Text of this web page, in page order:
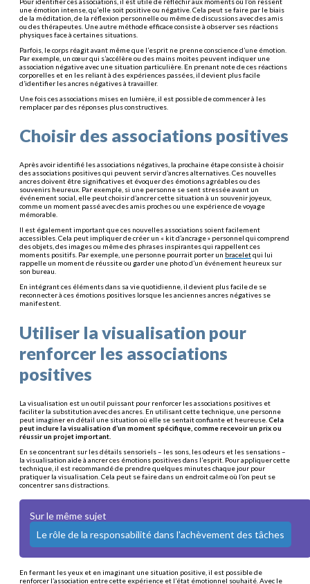
une émotion intense, qu’elle soit positive ou négative. Cela peut se faire par le biais
de la méditation, de la réflexion personnelle ou même de discussions avec des amis
ou des thérapeutes. Une autre méthode efficace consiste à observer ses réactions
physiques face à certaines situations.
Parfois, le corps réagit avant même que l’esprit ne prenne conscience d’une émotion.
Par exemple, un cœur qui s’accélère ou des mains moites peuvent indiquer une
association négative avec une situation particulière. En prenant note de ces réactions
corporelles et en les reliant à des expériences passées, il devient plus facile
d’identifier les ancres négatives à travailler.
Une fois ces associations mises en lumière, il est possible de commencer à les
remplacer par des réponses plus constructives.
Choisir des associations positives
Après avoir identifié les associations négatives, la prochaine étape consiste à choisir
des associations positives qui peuvent servir d’ancres alternatives. Ces nouvelles
ancres doivent être significatives et évoquer des émotions agréables ou des
souvenirs heureux. Par exemple, si une personne se sent stressée avant un
événement social, elle peut choisir d’ancrer cette situation à un souvenir joyeux,
comme un moment passé avec des amis proches ou une expérience de voyage
mémorable.
Il est également important que ces nouvelles associations soient facilement
accessibles. Cela peut impliquer de créer un « kit d’ancrage » personnel qui comprend
des objets, des images ou même des phrases inspirantes qui rappellent ces
moments positifs. Par exemple, une personne pourrait porter un braceletqui lui
rappelle un moment de réussite ou garder une photo d’un événement heureux sur
son bureau.
En intégrant ces éléments dans sa vie quotidienne, il devient plus facile de se
reconnecter à ces émotions positives lorsque les anciennes ancres négatives se
manifestent.
Utiliser la visualisation pour
renforcer les associations
positives
La visualisation est un outil puissant pour renforcer les associations positives et
faciliter la substitution avec des ancres. En utilisant cette technique, une personne
peut imaginer en détail une situation où elle se sentait confiante et heureuse. Cela
peut inclure la visualisation d’un moment spécifique, comme recevoir un prix ou
réussir un projet important.
En se concentrant sur les détails sensoriels – les sons, les odeurs et les sensations –
la visualisation aide à ancrer ces émotions positives dans l’esprit. Pour appliquer cette
technique, il est recommandé de prendre quelques minutes chaque jour pour
pratiquer la visualisation. Cela peut se faire dans un endroit calme où l’on peut se
concentrer sans distractions.
Sur le même sujet
Le rôle de la responsabilité dans l'achèvement des tâches
En fermant les yeux et en imaginant une situation positive, il est possible de
renforcer l’association entre cette expérience et l’état émotionnel souhaité. Avec le